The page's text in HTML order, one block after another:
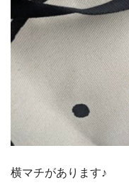
横マチがあります♪